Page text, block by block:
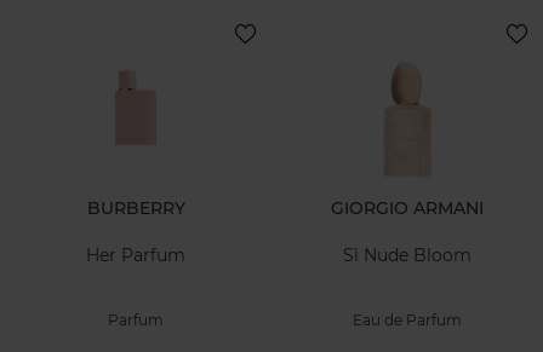
BURBERRY
Her Parfum
Parfum
GIORGIO ARMANI
Sì Nude Bloom
Eau de Parfum